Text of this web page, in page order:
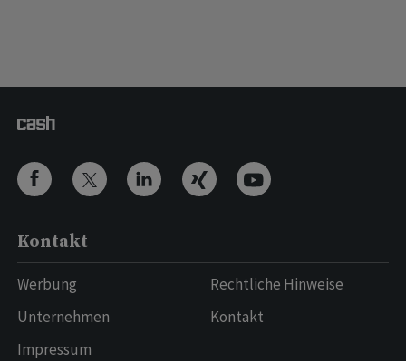
Kontakt
Werbung
Unternehmen
Impressum
Rechtliche Hinweise
Kontakt